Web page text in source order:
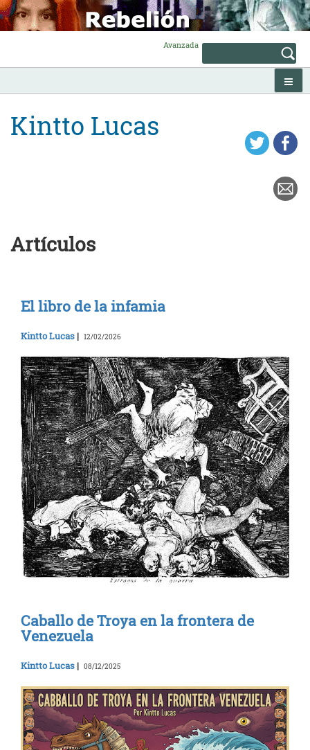
Skip
to
content
Avanzada
Kintto Lucas
Artículos
El libro de la infamia
Kintto Lucas | 12/02/2026
Caballo de Troya en la frontera de
Venezuela
Kintto Lucas | 08/12/2025